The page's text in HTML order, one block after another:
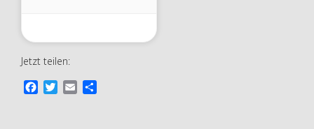
Jetzt teilen: